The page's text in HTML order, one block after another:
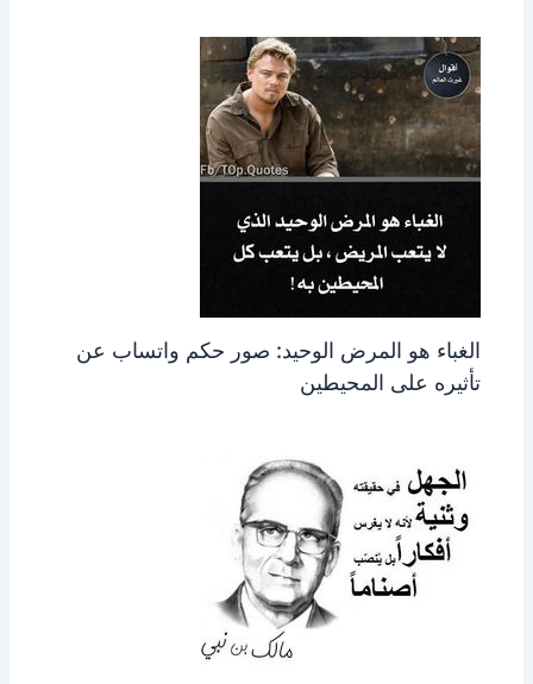
الغباء هو المرض الوحيد: صور حكم واتساب عن
تأثيره على المحيطين